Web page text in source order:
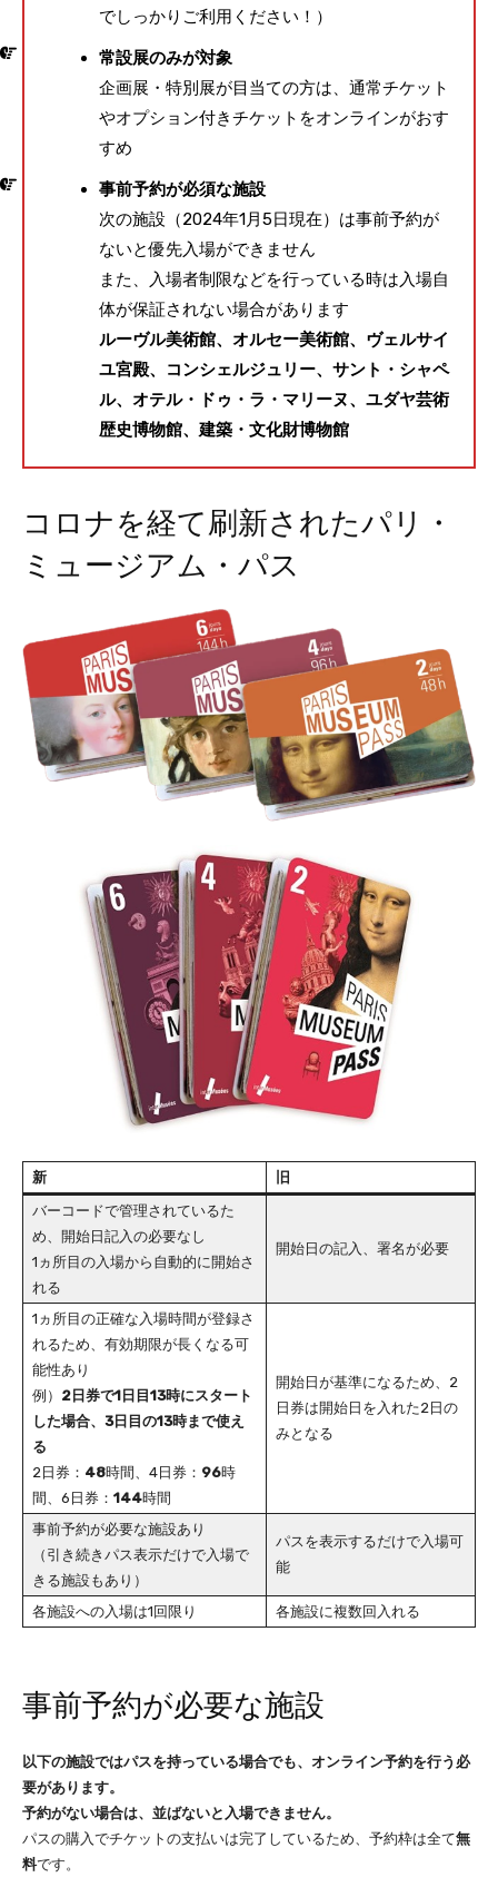
でしっかりご利用ください！）
常設展のみが対象
企画展・特別展が目当ての方は、通常チケット
やオプション付きチケットをオンラインがおす
すめ
事前予約が必須な施設
次の施設（2024年1月5日現在）は事前予約が
ないと優先入場ができません
また、入場者制限などを行っている時は入場自
体が保証されない場合があります
ルーヴル美術館、オルセー美術館、ヴェルサイ
ユ宮殿、コンシェルジュリー、サント・シャペ
ル、オテル・ドゥ・ラ・マリーヌ、ユダヤ芸術
歴史博物館、建築・文化財博物館
コロナを経て刷新されたパリ・
ミュージアム・パス
新
旧
バーコードで管理されているた
め、開始日記入の必要なし
1ヵ所目の入場から自動的に開始さ
れる
開始日の記入、署名が必要
1ヵ所目の正確な入場時間が登録さ
れるため、有効期限が長くなる可
能性あり
例） 2日券で1日目13時にスタート
した場合、3日目の13時まで使え
る
2日券： 48時間、4日券： 96時
間、6日券： 144時間
開始日が基準になるため、2
日券は開始日を入れた2日の
みとなる
事前予約が必要な施設あり
（引き続きパス表示だけで入場で
きる施設もあり）
パスを表示するだけで入場可
能
各施設への入場は1回限り 各施設に複数回入れる
事前予約が必要な施設
以下の施設ではパスを持っている場合でも、オンライン予約を行う必
要があります。
予約がない場合は、並ばないと入場できません。
パスの購入でチケットの支払いは完了しているため、予約枠は全て無
料です。